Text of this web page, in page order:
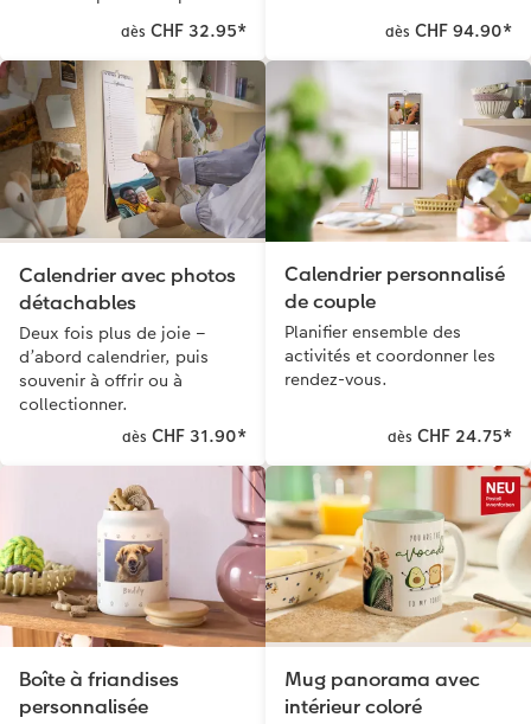
dès CHF 32.95* dès CHF 94.90*
Calendrier avec photos
détachables
Deux fois plus de joie –
d’abord calendrier, puis
souvenir à offrir ou à
collectionner.
dès CHF 31.90*
Calendrier personnalisé
de couple
Planifier ensemble des
activités et coordonner les
rendez-vous.
dès CHF 24.75*
Boîte à friandises
personnalisée
Mug panorama avec
intérieur coloré